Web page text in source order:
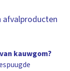
afvalproducten
kauwgom?